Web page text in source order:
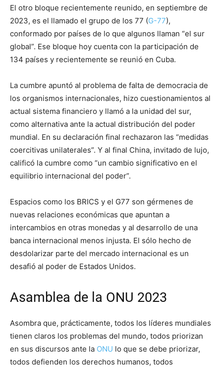
El otro bloque recientemente reunido, en septiembre de
2023, es el llamado el grupo de los 77 (G-77),
conformado por países de lo que algunos llaman “el sur
global”. Ese bloque hoy cuenta con la participación de
134 países y recientemente se reunió en Cuba.
La cumbre apuntó al problema de falta de democracia de
los organismos internacionales, hizo cuestionamientos al
actual sistema financiero y llamó a la unidad del sur,
como alternativa ante la actual distribución del poder
mundial. En su declaración final rechazaron las “medidas
coercitivas unilaterales”. Y al final China, invitado de lujo,
calificó la cumbre como “un cambio significativo en el
equilibrio internacional del poder”.
Espacios como los BRICS y el G77 son gérmenes de
nuevas relaciones económicas que apuntan a
intercambios en otras monedas y al desarrollo de una
banca internacional menos injusta. El sólo hecho de
desdolarizar parte del mercado internacional es un
desafió al poder de Estados Unidos.
Asamblea de la ONU 2023
Asombra que, prácticamente, todos los líderes mundiales
tienen claros los problemas del mundo, todos priorizan
en sus discursos ante la ONU lo que se debe priorizar,
todos defienden los derechos humanos, todos